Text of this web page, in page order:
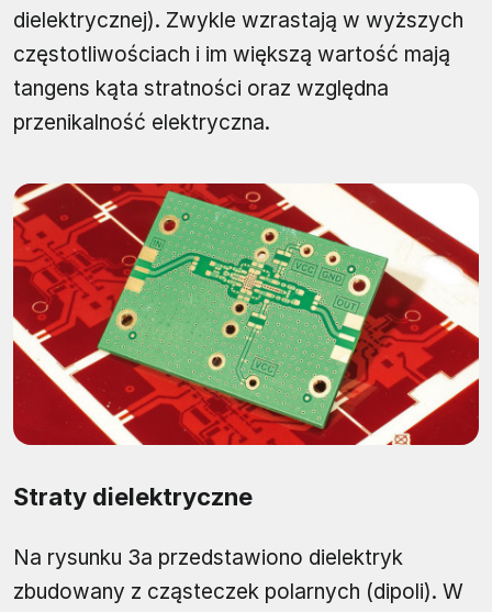
dielektrycznej). Zwykle wzrastają w wyższych
częstotliwościach i im większą wartość mają
tangens kąta stratności oraz względna
przenikalność elektryczna.
Straty dielektryczne
Na rysunku 3a przedstawiono dielektryk
zbudowany z cząsteczek polarnych (dipoli). W